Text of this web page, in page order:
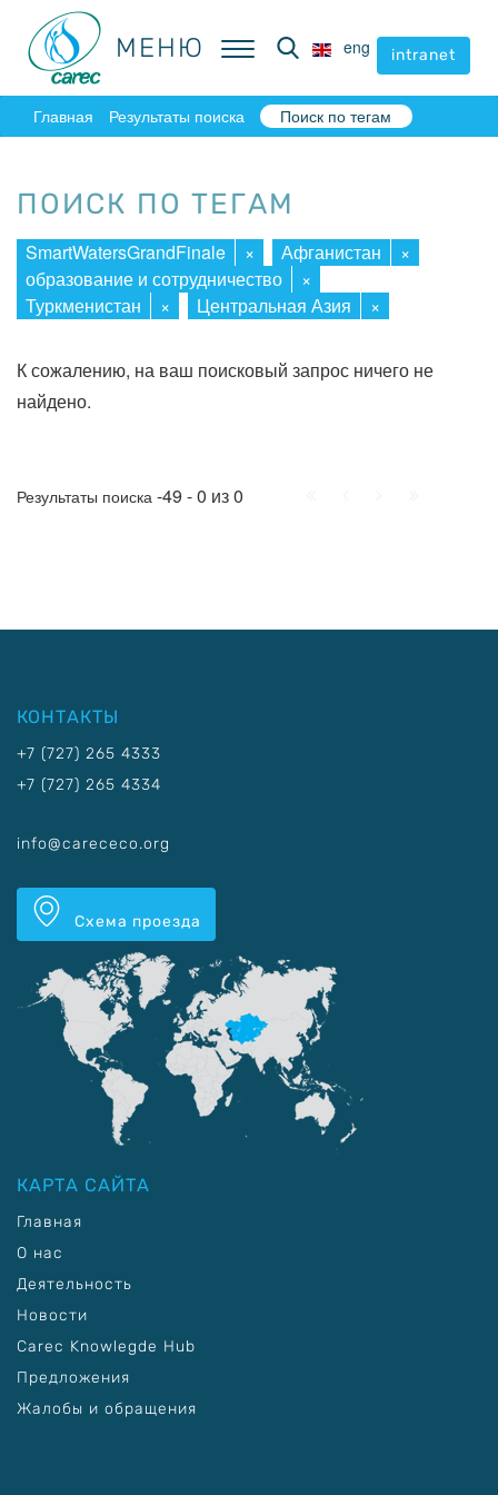
МЕНЮ eng intranet
МЕНЮ eng intranet
Главная Результаты поиска Поиск по тегам
ПОИСК ПО ТЕГАМ
SmartWatersGrandFinale × Афганистан
×
образование и сотрудничество
×
Туркменистан
× Центральная Азия ×
К сожалению, на ваш поисковый запрос ничего не
найдено.
Результаты поиска -49 - 0 из 0
КОНТАКТЫ
+7 (727) 265 4333
+7 (727) 265 4334
info@carececo.org
Схема проезда
КАРТА САЙТА
Главная
О нас
Деятельность
Новости
Carec Knowlegde Hub
Предложения
Жалобы и обращения